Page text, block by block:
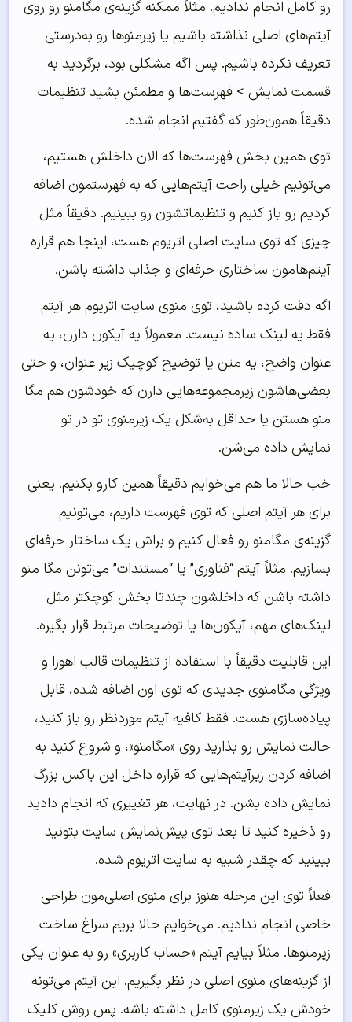
رو کامل انجام ندادیم. مثلاً ممکنه گزینه‌ی مگامنو رو روی
آیتم‌های اصلی نذاشته باشیم یا زیرمنوها رو به‌درستی
تعریف نکرده باشیم. پس اگه مشکلی بود، برگردید به
قسمت نمایش > فهرست‌ها و مطمئن بشید تنظیمات
دقیقاً همون‌طور که گفتیم انجام شده.
توی همین بخش فهرست‌ها که الان داخلش هستیم،
می‌تونیم خیلی راحت آیتم‌هایی که به فهرستمون اضافه
کردیم رو باز کنیم و تنظیماتشون رو ببینیم. دقیقاً مثل
چیزی که توی سایت اصلی اتریوم هست، اینجا هم قراره
آیتم‌هامون ساختاری حرفه‌ای و جذاب داشته باشن.
اگه دقت کرده باشید، توی منوی سایت اتریوم هر آیتم
فقط یه لینک ساده نیست. معمولاً یه آیکون دارن، یه
عنوان واضح، یه متن یا توضیح کوچیک زیر عنوان، و حتی
بعضی‌هاشون زیرمجموعه‌هایی دارن که خودشون هم مگا
منو هستن یا حداقل به‌شکل یک زیرمنوی تو در تو
نمایش داده می‌شن.
خب حالا ما هم می‌خوایم دقیقاً همین کارو بکنیم. یعنی
برای هر آیتم اصلی که توی فهرست داریم، می‌تونیم
گزینه‌ی مگامنو رو فعال کنیم و براش یک ساختار حرفه‌ای
بسازیم. مثلاً آیتم “فناوری” یا “مستندات” می‌تونن مگا منو
داشته باشن که داخلشون چندتا بخش کوچکتر مثل
لینک‌های مهم، آیکون‌ها یا توضیحات مرتبط قرار بگیره.
این قابلیت دقیقاً با استفاده از تنظیمات قالب اهورا و
ویژگی مگامنوی جدیدی که توی اون اضافه شده، قابل
پیاده‌سازی هست. فقط کافیه آیتم موردنظر رو باز کنید،
حالت نمایش رو بذارید روی «مگامنو»، و شروع کنید به
اضافه کردن زیرآیتم‌هایی که قراره داخل این باکس بزرگ
نمایش داده بشن. در نهایت، هر تغییری که انجام دادید
رو ذخیره کنید تا بعد توی پیش‌نمایش سایت بتونید
ببینید که چقدر شبیه به سایت اتریوم شده.
فعلاً توی این مرحله هنوز برای منوی اصلی‌مون طراحی
خاصی انجام ندادیم. می‌خوایم حالا بریم سراغ ساخت
زیرمنوها. مثلاً بیایم آیتم «حساب کاربری» رو به عنوان یکی
از گزینه‌های منوی اصلی در نظر بگیریم. این آیتم می‌تونه
خودش یک زیرمنوی کامل داشته باشه. پس روش کلیک